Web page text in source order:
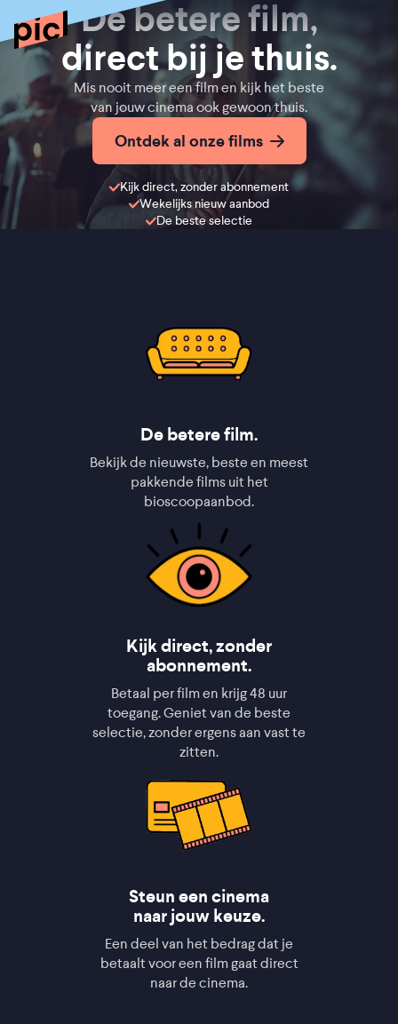
De betere film,
direct bij je thuis.
Mis nooit meer een film en kijk het beste
van jouw cinema ook gewoon thuis.
Ontdek al onze films
Kijk direct, zonder abonnement
Wekelijks nieuw aanbod
De beste selectie
De betere film.
Bekijk de nieuwste, beste en meest
pakkende films uit het
bioscoopaanbod.
Kijk direct, zonder
abonnement.
Betaal per film en krijg 48 uur
toegang. Geniet van de beste
selectie, zonder ergens aan vast te
zitten.
Steun een cinema
naar jouw keuze.
Een deel van het bedrag dat je
betaalt voor een film gaat direct
naar de cinema.